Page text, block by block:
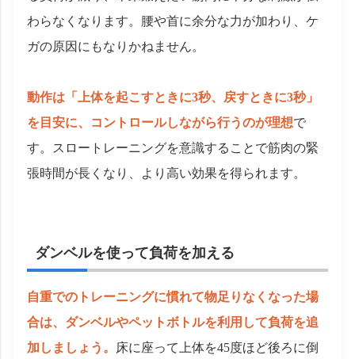
わらなくなります。腰や首に余分な力が加わり、ケ
ガの原因にもなりかねません。
動作は「上体を起こすときに3秒、戻すときに3秒」
を目安に、コントロールしながら行うのが理想で
す。スロートレーニングを意識することで筋肉の緊
張時間が長くなり、より高い効果を得られます。
ダンベルを使って負荷を加える
自重でのトレーニングに慣れて物足りなくなった場
合は、ダンベルやペットボトルを利用して負荷を追
加しましょう。 床に座って上体を45度ほど後ろに倒